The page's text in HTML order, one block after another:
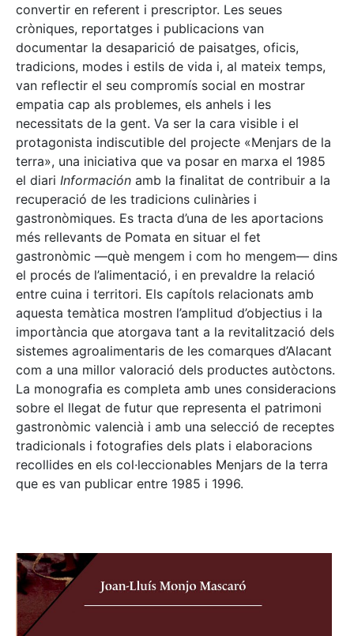
convertir en referent i prescriptor. Les seues
cròniques, reportatges i publicacions van
documentar la desaparició de paisatges, oficis,
tradicions, modes i estils de vida i, al mateix temps,
van reflectir el seu compromís social en mostrar
empatia cap als problemes, els anhels i les
necessitats de la gent. Va ser la cara visible i el
protagonista indiscutible del projecte «Menjars de la
terra», una iniciativa que va posar en marxa el 1985
el diari Información amb la finalitat de contribuir a la
recuperació de les tradicions culinàries i
gastronòmiques. Es tracta d’una de les aportacions
més rellevants de Pomata en situar el fet
gastronòmic —què mengem i com ho mengem— dins
el procés de l’alimentació, i en prevaldre la relació
entre cuina i territori. Els capítols relacionats amb
aquesta temàtica mostren l’amplitud d’objectius i la
importància que atorgava tant a la revitalització dels
sistemes agroalimentaris de les comarques d’Alacant
com a una millor valoració dels productes autòctons.
La monografia es completa amb unes consideracions
sobre el llegat de futur que representa el patrimoni
gastronòmic valencià i amb una selecció de receptes
tradicionals i fotografies dels plats i elaboracions
recollides en els col·leccionables Menjars de la terra
que es van publicar entre 1985 i 1996.